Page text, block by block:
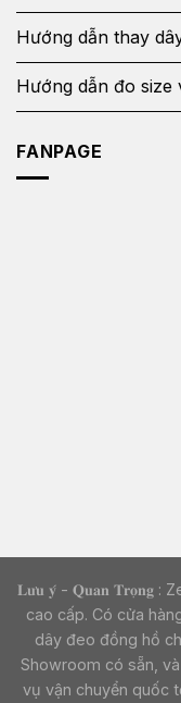
Hướng dẫn thay
Hướng dẫn đo size
FANPAGE
𝐋𝐮̛𝐮 𝐲́ - 𝐐𝐮𝐚𝐧 𝐓𝐫𝐨̣𝐧𝐠 :
cao cấp. Có cửa
dây đeo đồng hồ
Showroom có sẵn,
vụ vận chuyển quốc